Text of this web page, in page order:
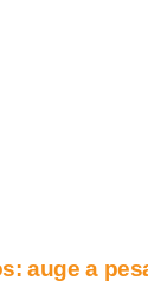
auge a